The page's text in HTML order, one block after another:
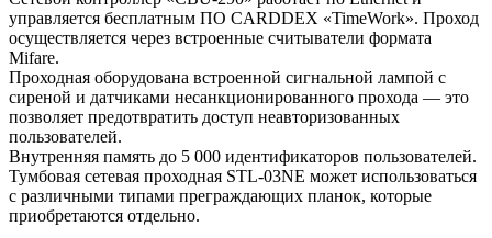
управляется бесплатным ПО CARDDEX «TimeWork». Проход
осуществляется через встроенные считыватели формата
Mifare.
Проходная оборудована встроенной сигнальной лампой с
сиреной и датчиками несанкционированного прохода — это
позволяет предотвратить доступ неавторизованных
пользователей.
Внутренняя память до 5 000 идентификаторов пользователей.
Тумбовая сетевая проходная STL-03NE может использоваться
с различными типами преграждающих планок, которые
приобретаются отдельно.